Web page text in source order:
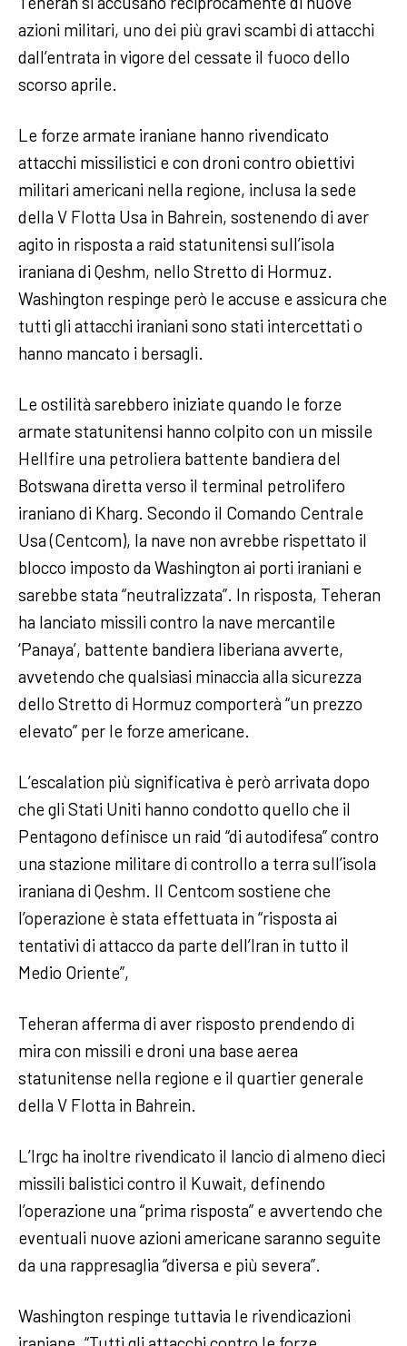
azioni militari, uno dei più gravi scambi di attacchi
dall’entrata in vigore del cessate il fuoco dello
scorso aprile.
Le forze armate iraniane hanno rivendicato
attacchi missilistici e con droni contro obiettivi
militari americani nella regione, inclusa la sede
della V Flotta Usa in Bahrein, sostenendo di aver
agito in risposta a raid statunitensi sull’isola
iraniana di Qeshm, nello Stretto di Hormuz.
Washington respinge però le accuse e assicura che
tutti gli attacchi iraniani sono stati intercettati o
hanno mancato i bersagli.
Le ostilità sarebbero iniziate quando le forze
armate statunitensi hanno colpito con un missile
Hellfire una petroliera battente bandiera del
Botswana diretta verso il terminal petrolifero
iraniano di Kharg. Secondo il Comando Centrale
Usa (Centcom), la nave non avrebbe rispettato il
blocco imposto da Washington ai porti iraniani e
sarebbe stata “neutralizzata”. In risposta, Teheran
ha lanciato missili contro la nave mercantile
‘Panaya’, battente bandiera liberiana avverte,
avvetendo che qualsiasi minaccia alla sicurezza
dello Stretto di Hormuz comporterà “un prezzo
elevato” per le forze americane.
L’escalation più significativa è però arrivata dopo
che gli Stati Uniti hanno condotto quello che il
Pentagono definisce un raid “di autodifesa” contro
una stazione militare di controllo a terra sull’isola
iraniana di Qeshm. Il Centcom sostiene che
l’operazione è stata effettuata in “risposta ai
tentativi di attacco da parte dell’Iran in tutto il
Medio Oriente”,
Teheran afferma di aver risposto prendendo di
mira con missili e droni una base aerea
statunitense nella regione e il quartier generale
della V Flotta in Bahrein.
L’Irgc ha inoltre rivendicato il lancio di almeno dieci
missili balistici contro il Kuwait, definendo
l’operazione una “prima risposta” e avvertendo che
eventuali nuove azioni americane saranno seguite
da una rappresaglia “diversa e più severa”.
Washington respinge tuttavia le rivendicazioni